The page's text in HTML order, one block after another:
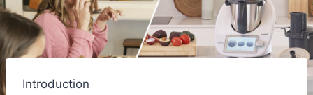
Introduction